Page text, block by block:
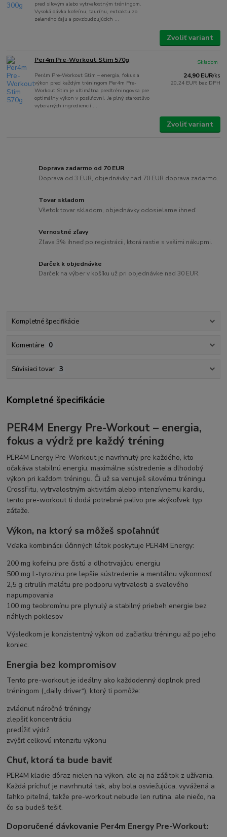
pred silovým alebo vytrvalostným tréningom.
Vysoká dávka kofeínu, taurínu, extraktu zo
zeleného čaju a povzbudzujúcich ...
Zvoliť variant
Per4m Pre-Workout Stim 570g
Per4m Pre-Workout Stim – energia, fokus a
výkon pred každým tréningom Per4m Pre-
Workout Stim je ultimátna predtréningovka pre
optimálny výkon v posilňovni. Je plný starostlivo
vyberaných ingrediencií ...
24,90 EUR/ks
20,24 EUR bez DPH
Skladom
Zvoliť variant
Doprava zadarmo od 70 EUR
Doprava od 3 EUR, objednávky nad 70 EUR doprava zadarmo.
Tovar skladom
Všetok tovar skladom, objednávky odosielame ihneď.
Vernostné zľavy
Zľava 3% ihneď po registrácii, ktorá rastie s vašimi nákupmi.
Darček k objednávke
Darček na výber v košíku už pri objednávke nad 30 EUR.
Kompletné špecifikácie
Komentáre 0
Súvisiaci tovar 3
Kompletné špecifikácie
PER4M Energy Pre-Workout – energia,
fokus a výdrž pre každý tréning
PER4M Energy Pre-Workout je navrhnutý pre každého, kto
očakáva stabilnú energiu, maximálne sústredenie a dlhodobý
výkon pri každom tréningu. Či už sa venuješ silovému tréningu,
CrossFitu, vytrvalostným aktivitám alebo intenzívnemu kardiu,
tento pre-workout ti dodá potrebné palivo pre akýkoľvek typ
záťaže.
Výkon, na ktorý sa môžeš spoľahnúť
Vďaka kombinácii účinných látok poskytuje PER4M Energy:
200 mg kofeínu pre čistú a dlhotrvajúcu energiu
500 mg L-tyrozínu pre lepšie sústredenie a mentálnu výkonnosť
2,5 g citrulín malátu pre podporu vytrvalosti a svalového
napumpovania
100 mg teobromínu pre plynulý a stabilný priebeh energie bez
náhlych poklesov
Výsledkom je konzistentný výkon od začiatku tréningu až po jeho
koniec.
Energia bez kompromisov
Tento pre-workout je ideálny ako každodenný doplnok pred
tréningom („daily driver“), ktorý ti pomôže:
zvládnuť náročné tréningy
zlepšiť koncentráciu
predĺžiť výdrž
zvýšiť celkovú intenzitu výkonu
Chuť, ktorá ťa bude baviť
PER4M kladie dôraz nielen na výkon, ale aj na zážitok z užívania.
Každá príchuť je navrhnutá tak, aby bola osviežujúca, vyvážená a
ľahko piteľná, takže pre-workout nebude len rutina, ale niečo, na
čo sa budeš tešiť.
Doporučené dávkovanie Per4m Energy Pre-Workout: